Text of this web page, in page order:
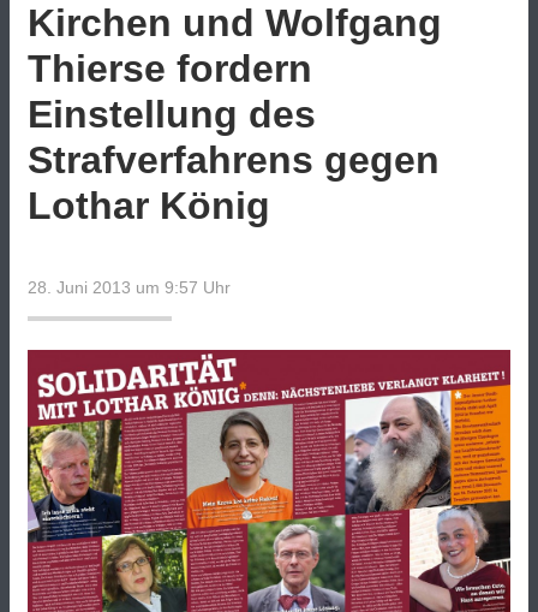
Kirchen und Wolfgang
Thierse fordern
Einstellung des
Strafverfahrens gegen
Lothar König
28. Juni 2013 um 9:57 Uhr